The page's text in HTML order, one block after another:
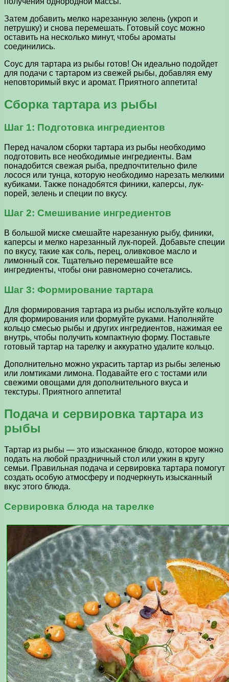
Затем добавить мелко нарезанную зелень (укроп и
петрушку) и снова перемешать. Готовый соус можно
оставить на несколько минут, чтобы ароматы
соединились.
Соус для тартара из рыбы готов! Он идеально подойдет
для подачи с тартаром из свежей рыбы, добавляя ему
неповторимый вкус и аромат. Приятного аппетита!
Сборка тартара из рыбы
Шаг 1: Подготовка ингредиентов
Перед началом сборки тартара из рыбы необходимо
подготовить все необходимые ингредиенты. Вам
понадобится свежая рыба, предпочтительно филе
лосося или тунца, которую необходимо нарезать мелкими
кубиками. Также понадобятся финики, каперсы, лук-
порей, зелень и специи по вкусу.
Шаг 2: Смешивание ингредиентов
В большой миске смешайте нарезанную рыбу, финики,
каперсы и мелко нарезанный лук-порей. Добавьте специи
по вкусу, такие как соль, перец, оливковое масло и
лимонный сок. Тщательно перемешайте все
ингредиенты, чтобы они равномерно сочетались.
Шаг 3: Формирование тартара
Для формирования тартара из рыбы используйте кольцо
для формирования или формуйте руками. Наполняйте
кольцо смесью рыбы и других ингредиентов, нажимая ее
внутрь, чтобы получить компактную форму. Поставьте
готовый тартар на тарелку и аккуратно удалите кольцо.
Дополнительно можно украсить тартар из рыбы зеленью
или ломтиками лимона. Подавайте его с тостами или
свежими овощами для дополнительного вкуса и
текстуры. Приятного аппетита!
Подача и сервировка тартара из
рыбы
Тартар из рыбы — это изысканное блюдо, которое можно
подать на любой праздничный стол или ужин в кругу
семьи. Правильная подача и сервировка тартара помогут
создать особую атмосферу и подчеркнуть изысканный
вкус этого блюда.
Сервировка блюда на тарелке